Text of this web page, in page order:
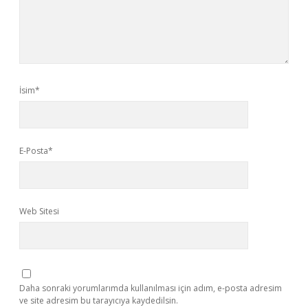
İsim*
E-Posta*
Web Sitesi
Daha sonraki yorumlarımda kullanılması için adım, e-posta adresim
ve site adresim bu tarayıcıya kaydedilsin.